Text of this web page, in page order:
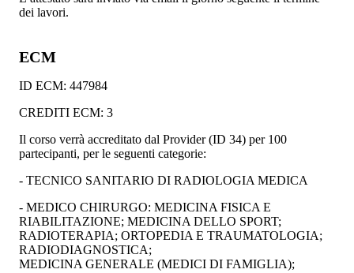
dei lavori.
ECM
ID ECM: 447984
CREDITI ECM: 3
Il corso verrà accreditato dal Provider (ID 34) per 100
partecipanti, per le seguenti categorie:
- TECNICO SANITARIO DI RADIOLOGIA MEDICA
- MEDICO CHIRURGO: MEDICINA FISICA E
RIABILITAZIONE; MEDICINA DELLO SPORT;
RADIOTERAPIA; ORTOPEDIA E TRAUMATOLOGIA;
RADIODIAGNOSTICA;
MEDICINA GENERALE (MEDICI DI FAMIGLIA);